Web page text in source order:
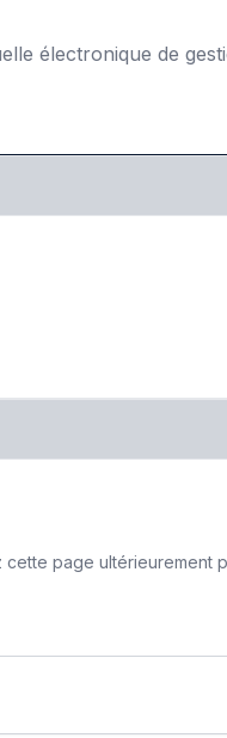
électronique de
page ultérieurement